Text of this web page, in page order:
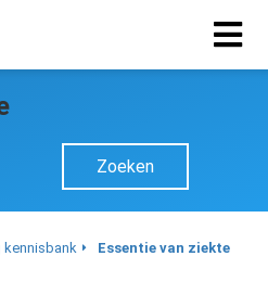
Zoeken
kennisbank Essentie van ziekte